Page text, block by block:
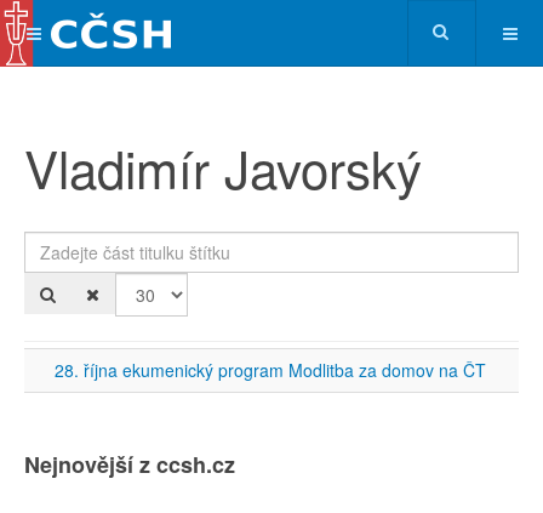
Vladimír Javorský
Zadejte část titulku štítku
28. října ekumenický program Modlitba za domov na ČT
Nejnovější z ccsh.cz